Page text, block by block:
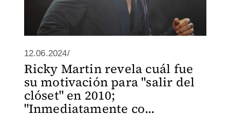
12.06.2024/
Ricky Martin revela cuál fue
su motivación para "salir del
clóset" en 2010;
"Inmediatamente co...